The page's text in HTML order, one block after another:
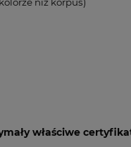
właściwe